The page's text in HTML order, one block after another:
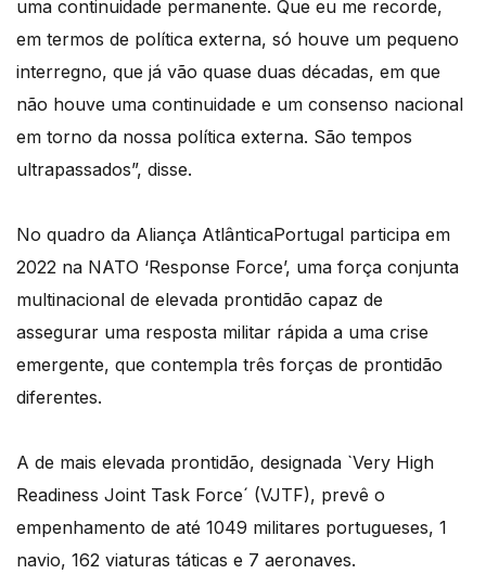
uma continuidade permanente. Que eu me recorde,
em termos de política externa, só houve um pequeno
interregno, que já vão quase duas décadas, em que
não houve uma continuidade e um consenso nacional
em torno da nossa política externa. São tempos
ultrapassados”, disse.
No quadro da Aliança AtlânticaPortugal participa em
2022 na NATO ‘Response Force’, uma força conjunta
multinacional de elevada prontidão capaz de
assegurar uma resposta militar rápida a uma crise
emergente, que contempla três forças de prontidão
diferentes.
A de mais elevada prontidão, designada `Very High
Readiness Joint Task Force´ (VJTF), prevê o
empenhamento de até 1049 militares portugueses, 1
navio, 162 viaturas táticas e 7 aeronaves.